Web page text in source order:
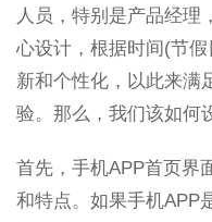
人员，特别是产品经理
心设计，根据时间(节
新和个性化，以此来满
验。那么，我们该如何
首先，手机APP首页界
和特点。如果手机APP